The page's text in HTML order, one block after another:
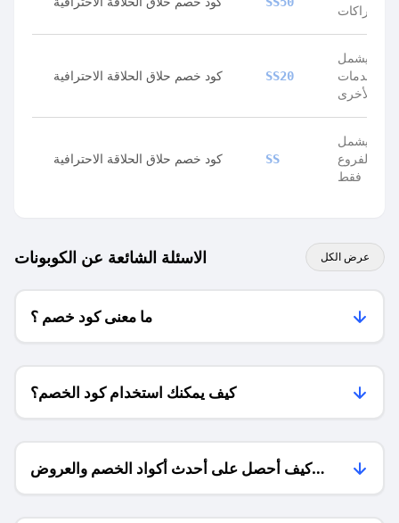
الاشتراكات
كود خصم حلاق الحلاقة الاحترافية SS20
يشمل
الخدمات
الأخرى
كود خصم حلاق الحلاقة الاحترافية SS
يشمل
الفروع
فقط
الاسئلة الشائعة عن الكوبونات عرض الكل
ما معنى كود خصم ؟
كيف يمكنك استخدام كود الخصم؟
كيف أحصل على أحدث أكواد الخصم والعروض
للمتاجر؟